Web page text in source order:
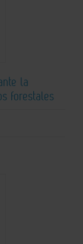
la
forestales